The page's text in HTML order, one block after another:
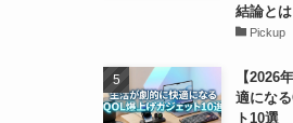
結論とは
Pickup
【2026
適にな
ト10選